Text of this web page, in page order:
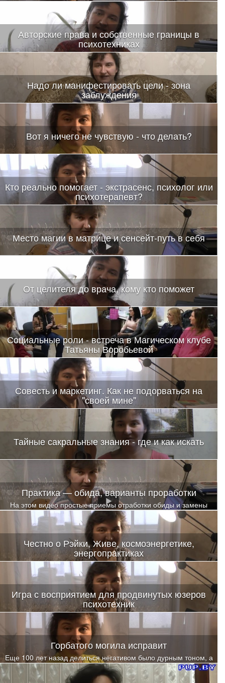
Авторские права и собственные границы в
психотехниках
Надо ли манифестировать цели - зона
заблуждения
Вот я ничего не чувствую - что делать?
Кто реально помогает - экстрасенс, психолог или
психотерапевт?
Место магии в матрице и сенсейт-путь в себя
От целителя до врача, кому кто поможет
Социальные роли - встреча в Магическом клубе
Татьяны Воробьевой
Совесть и маркетинг. Как не подорваться на
"своей мине"
Тайные сакральные знания - где и как искать
Практика — обида, варианты проработки
На этом видео простые приемы отработки обиды и замены
стереотипов реагирования
Честно о Рэйки, Живе, космоэнергетике,
энергопрактиках
Игра с восприятием для продвинутых юзеров
психотехник
Как расшириться, чтобы снова вкусить драйв от познания себя?
Горбатого могила исправит
Еще 100 лет назад делиться негативом было дурным тоном, а
сегодня - норма